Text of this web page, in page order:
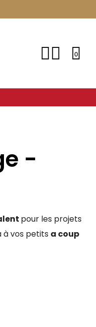
0
-
pour les projets
à vos petits a coup